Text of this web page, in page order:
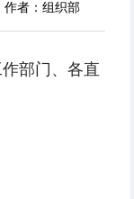
作者：组织部
部门、各直